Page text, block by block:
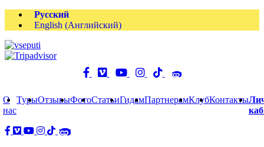
Русский
English (Английский)
О
нас
ТурыОтзывыФотоСтатьиГидамПартнерамКлубКонтакты